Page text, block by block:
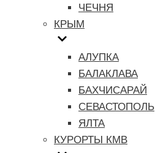
ЧЕЧНЯ
КРЫМ
АЛУПКА
БАЛАКЛАВА
БАХЧИСАРАЙ
СЕВАСТОПОЛЬ
ЯЛТА
КУРОРТЫ КМВ